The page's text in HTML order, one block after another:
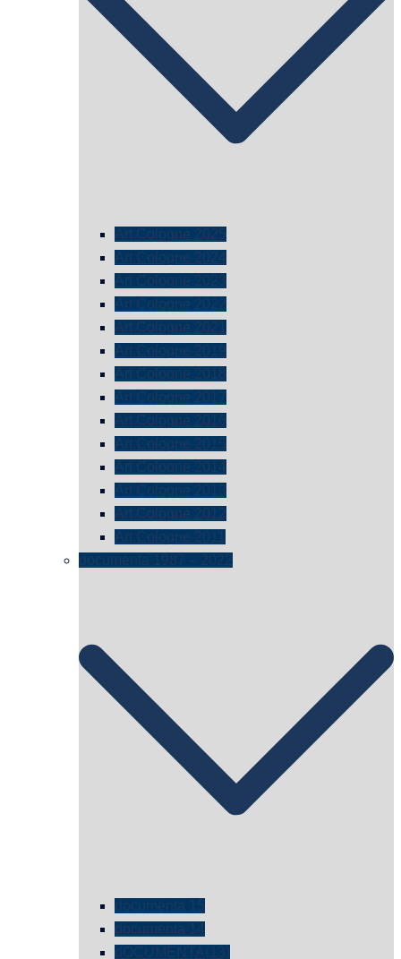
Art Cologne 2025
Art Cologne 2024
Art Cologne 2023
Art Cologne 2022
Art Cologne 2021
Art Cologne 2019
Art Cologne 2018
Art Cologne 2017
Art Cologne 2016
Art Cologne 2015
Art Cologne 2014
Art Cologne 2013
Art Cologne 2012
Art Cologne 2011
documenta 1987 – 2022
documenta 15
documenta 14
dOCUMENTA(13)